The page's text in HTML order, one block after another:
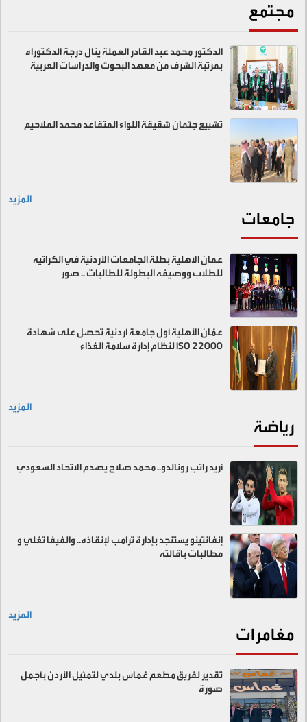
مجتمع
الدكتور محمد عبد القادر العملة ينال درجة الدكتوراه
بمرتبة الشرف من معهد البحوث والدراسات العربية
تشييع جثمان شقيقة اللواء المتقاعد محمد الملاحيم
المزيد
جامعات
عمان الاهلية بطلة الجامعات الأردنية في الكراتيه
للطلاب ووصيفه البطولة للطالبات .. صور
عمّان الأهلية أول جامعة أردنية تحصل على شهادة
ISO 22000 لنظام إدارة سلامة الغذاء
المزيد
رياضة
أريد راتب رونالدو.. محمد صلاح يصدم الاتحاد السعودي
إنفانتينو يستنجد بإدارة ترامب لإنقاذه.. والفيفا تغلي و
مطالبات باقالته
المزيد
مغامرات
تقدير لفريق مطعم غماس بلدي لتمثيل الأردن بأجمل
صورة